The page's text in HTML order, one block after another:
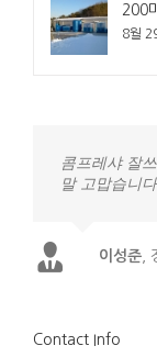
200
8월
콤프레샤 잘
말 고맙습니
이성준
Contact Info